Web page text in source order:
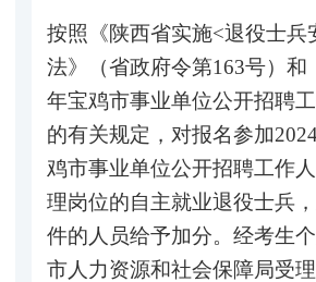
按照《陕西省实施<退役士兵
法》（省政府令第163号）和
年宝鸡市事业单位公开招聘工
的有关规定，对报名参加
鸡市事业单位公开招聘工作
理岗位的自主就业退役士兵
件的人员给予加分。经考生
市人力资源和社会保障局受